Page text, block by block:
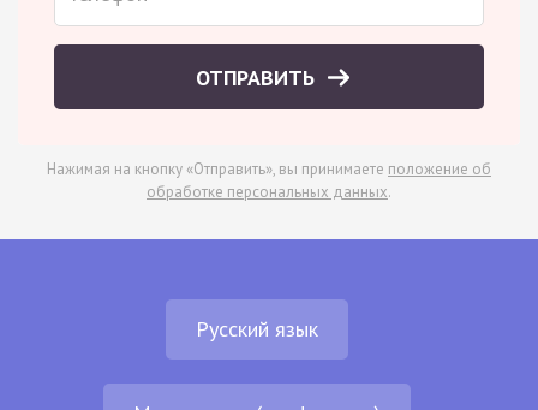
ОТПРАВИТЬ
Нажимая на кнопку «Отправить», вы принимаете положение об
обработке персональных данных.
Русский язык